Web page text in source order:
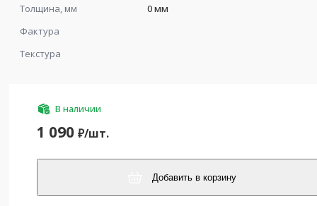
Толщина, мм
0 мм
Фактура
Текстура
В наличии
1 090 ₽/шт.
Добавить в корзину